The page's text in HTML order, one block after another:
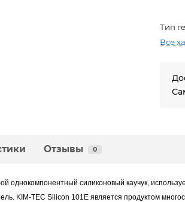
Тип
Все
Отзывы 0
однокомпонентный cиликоновый каучук,
KIM-TEC Silicon 101E является продуктом